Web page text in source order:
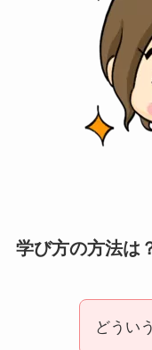
学び方の方法は
どうい